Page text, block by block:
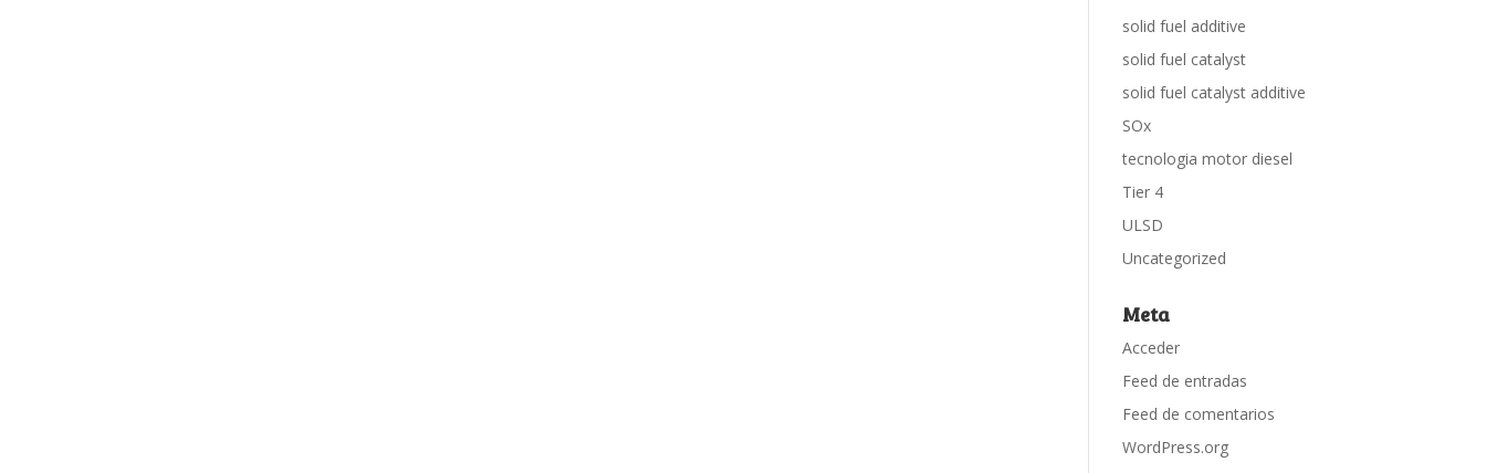
solid fuel additive
solid fuel catalyst
solid fuel catalyst additive
SOx
tecnologia motor diesel
Tier 4
ULSD
Uncategorized
Meta
Acceder
Feed de entradas
Feed de comentarios
WordPress.org